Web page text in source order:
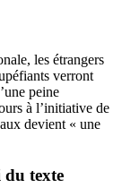
les étrangers
verront
peine
à l’initiative de
devient « une
du texte